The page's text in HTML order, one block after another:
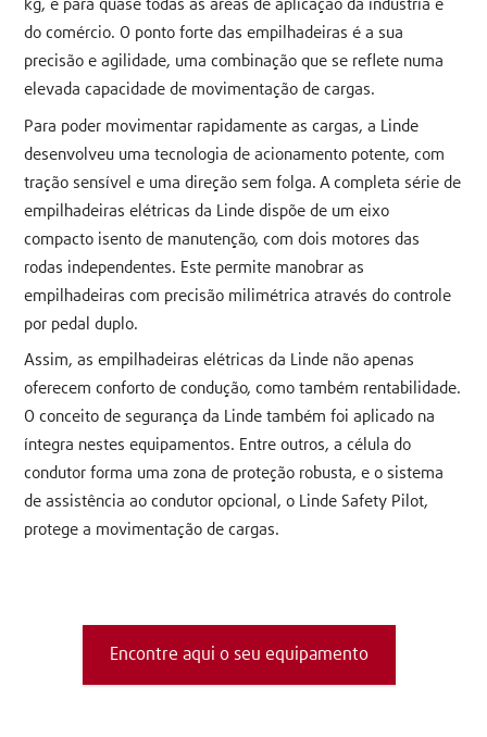
kg, e para quase todas as áreas de aplicação da indústria e
do comércio. O ponto forte das empilhadeiras é a sua
precisão e agilidade, uma combinação que se reflete numa
elevada capacidade de movimentação de cargas.
Para poder movimentar rapidamente as cargas, a Linde
desenvolveu uma tecnologia de acionamento potente, com
tração sensível e uma direção sem folga. A completa série de
empilhadeiras elétricas da Linde dispõe de um eixo
compacto isento de manutenção, com dois motores das
rodas independentes. Este permite manobrar as
empilhadeiras com precisão milimétrica através do controle
por pedal duplo.
Assim, as empilhadeiras elétricas da Linde não apenas
oferecem conforto de condução, como também rentabilidade.
O conceito de segurança da Linde também foi aplicado na
íntegra nestes equipamentos. Entre outros, a célula do
condutor forma uma zona de proteção robusta, e o sistema
de assistência ao condutor opcional, o Linde Safety Pilot,
protege a movimentação de cargas.
Encontre aqui o seu equipamento